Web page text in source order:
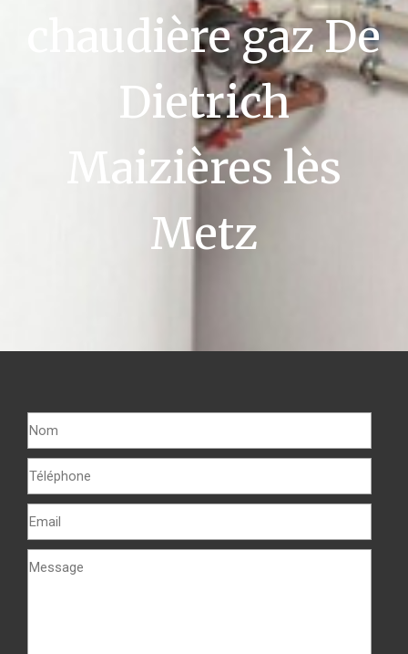
chaudière gaz De
Dietrich
Maizières lès
Metz